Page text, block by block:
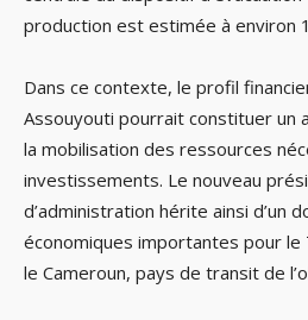
production est estimée à environ
Dans ce contexte, le profil
Assouyouti pourrait constituer un
la mobilisation des ressources
investissements. Le nouveau
d’administration hérite ainsi d’un
économiques importantes pour le
le Cameroun, pays de transit de